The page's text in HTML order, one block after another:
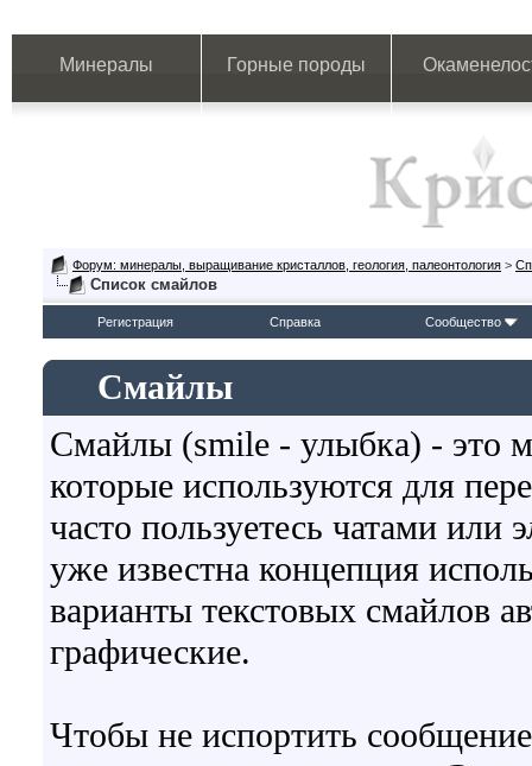
Минералы Горные породы
Форум: минералы, выращивание кристаллов, геология, палеонтология >
Список смайлов
Регистрация Справка Сообщество
Смайлы
Смайлы (smile - улыбка) - это
которые используются для
часто пользуетесь чатами или
уже известна концепция
варианты текстовых смайлов
графические.
Чтобы не испортить